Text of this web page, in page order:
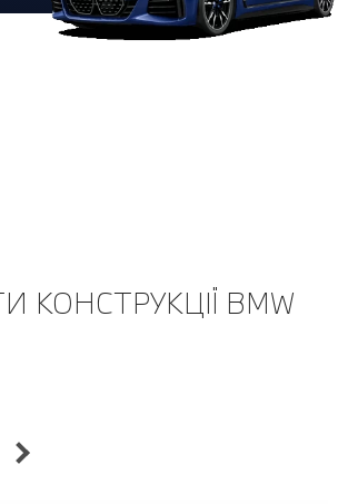
КОНСТРУКЦІЇ BMW